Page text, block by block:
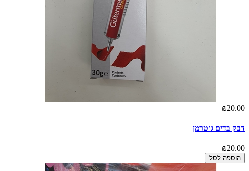
₪20.00
דבק בדים גוטרמן
₪20.00
הוספה לסל